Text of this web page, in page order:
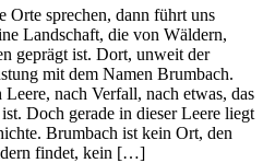
Orte sprechen, dann führt uns
Landschaft, die von Wäldern,
geprägt ist. Dort, unweit der
mit dem Namen Brumbach.
nach Verfall, nach etwas, das
Doch gerade in dieser Leere liegt
Brumbach ist kein Ort, den
findet, kein […]